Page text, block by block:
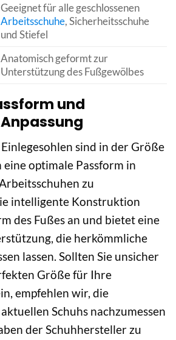
Geeignet für alle geschlossenen
Arbeitsschuhe, Sicherheitsschuhe
und Stiefel
Anatomisch geformt zur
Unterstützung des Fußgewölbes
und
sind in der Größe
optimale Passform in
zu
intelligente Konstruktion
des Fußes an und bietet eine
die herkömmliche
lassen. Sollten Sie unsicher
Größe für Ihre
empfehlen wir, die
Schuhs nachzumessen
der Schuhhersteller zu